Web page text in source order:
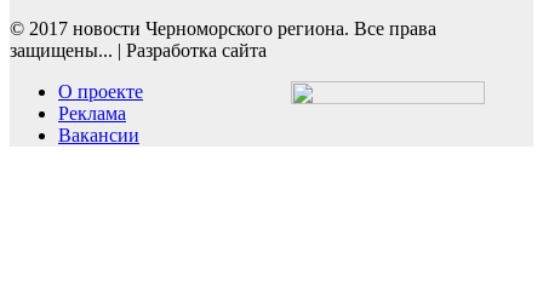
© 2017 новости Черноморского региона. Все права
защищены... | Разработка сайта
О проекте
Реклама
Вакансии